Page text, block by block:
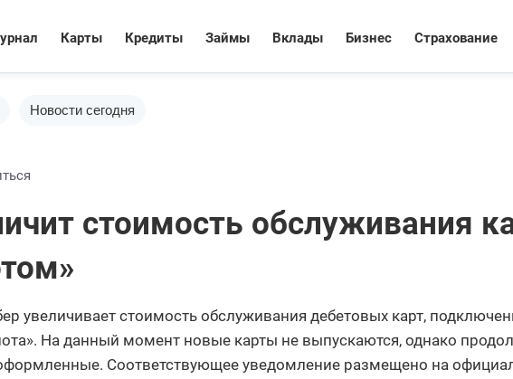
Карты Кредиты Займы Вклады Бизнес Страхование
Новости сегодня
стоимость обслуживания
увеличивает стоимость обслуживания дебетовых карт,
На данный момент новые карты не выпускаются, однако
Соответствующее уведомление размещено на